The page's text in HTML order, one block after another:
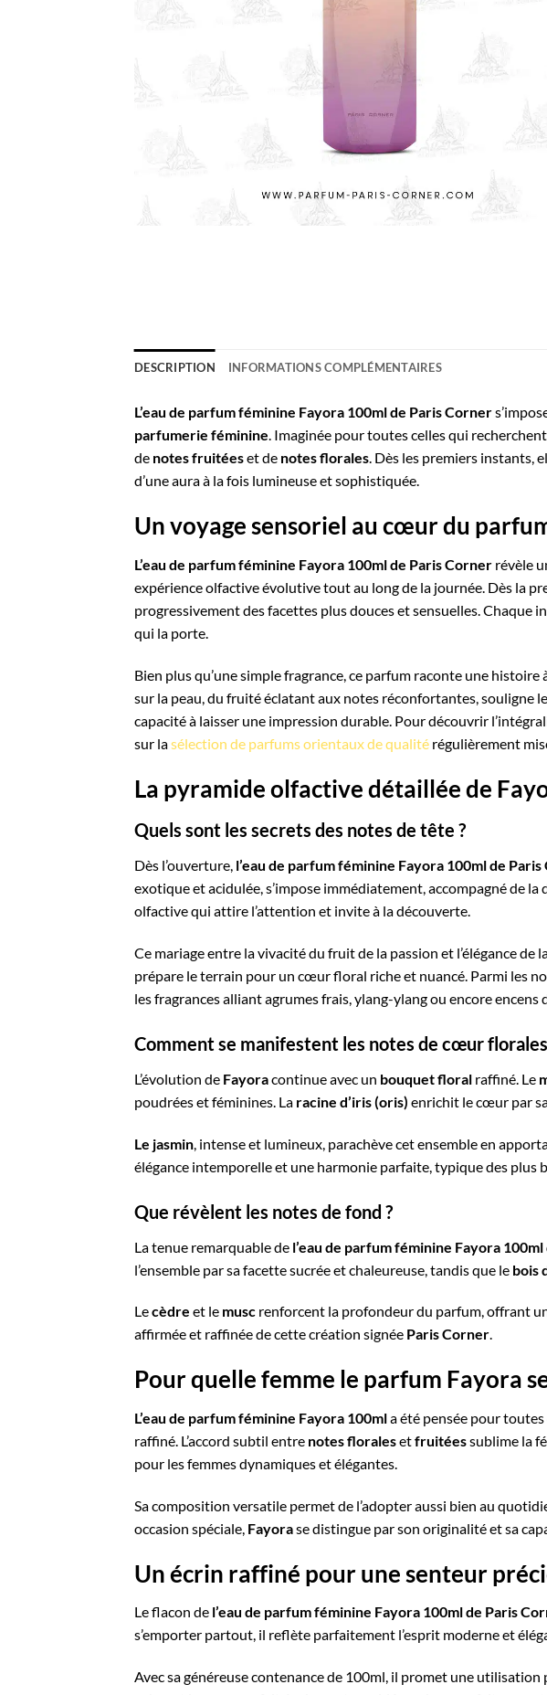
DESCRIPTION INFORMATIONS COMPLÉMENTAIRES
L’eau de parfum féminine Fayora 100ml de Paris Corner
parfumerie féminine. Imaginée pour toutes celles qui
de notes fruitéeset de notes florales. Dès les premiers instants,
d’une aura à la fois lumineuse et sophistiquée.
Un voyage sensoriel au cœur du
L’eau de parfum féminine Fayora 100ml de Paris Corner révèle
expérience olfactive évolutive tout au long de la journée. Dès la
progressivement des facettes plus douces et sensuelles. Chaque
qui la porte.
Bien plus qu’une simple fragrance, ce parfum raconte une histoire
sur la peau, du fruité éclatant aux notes réconfortantes, souligne
capacité à laisser une impression durable. Pour découvrir
sur lasélection de parfums orientaux de qualité régulièrement
La pyramide olfactive détaillée de
Quels sont les secrets des notes de tête ?
Dès l’ouverture, l’eau de parfum féminine Fayora 100ml de
exotique et acidulée, s’impose immédiatement, accompagné de la
olfactive qui attire l’attention et invite à la découverte.
Ce mariage entre la vivacité du fruit de la passion et l’élégance
prépare le terrain pour un cœur floral riche et nuancé. Parmi les
les fragrances alliant agrumes frais, ylang-ylang ou encore encens
Comment se manifestent les notes de cœur
L’évolution de Fayoracontinue avec un bouquet floral raffiné. Le
poudrées et féminines. La racine d’iris (oris) enrichit le cœur par
Le jasmin , intense et lumineux, parachève cet ensemble en
élégance intemporelle et une harmonie parfaite, typique des plus
Que révèlent les notes de fond ?
La tenue remarquable de l’eau de parfum féminine Fayora
l’ensemble par sa facette sucrée et chaleureuse, tandis que le bois
Lecèdre et le musc renforcent la profondeur du parfum, offrant
affirmée et raffinée de cette création signée Paris Corner.
Pour quelle femme le parfum Fayora
L’eau de parfum féminine Fayora 100mla été pensée pour
raffiné. L’accord subtil entre notes floralesetfruitéessublime la
pour les femmes dynamiques et élégantes.
Sa composition versatile permet de l’adopter aussi bien au
occasion spéciale, Fayorase distingue par son originalité et sa
Un écrin raffiné pour une senteur
Le flacon de l’eau de parfum féminine Fayora 100ml de Paris
s’emporter partout, il reflète parfaitement l’esprit moderne et
Avec sa généreuse contenance de 100ml, il promet une